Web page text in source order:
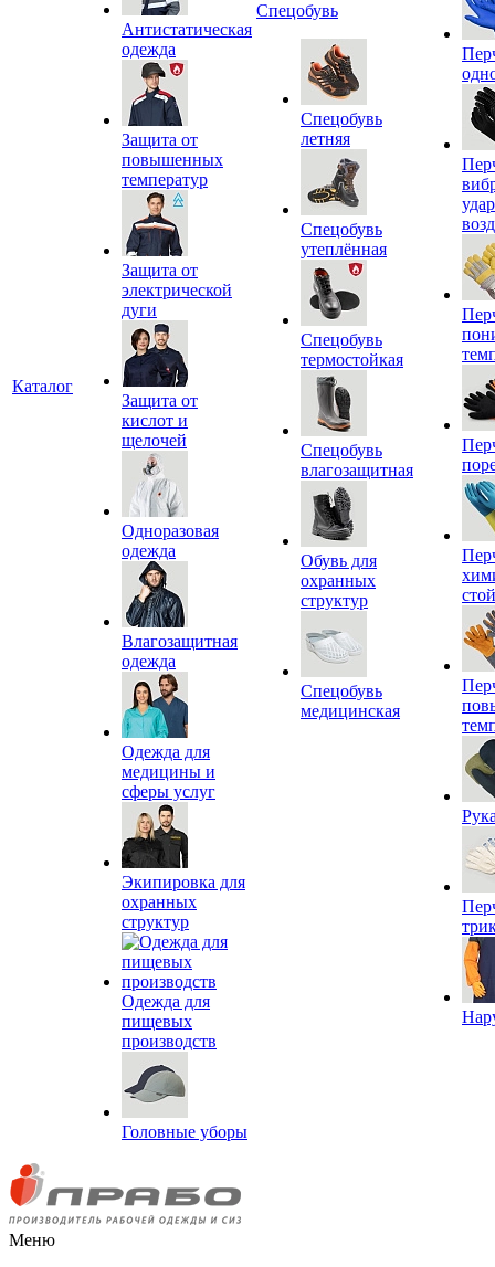
Каталог
Антистатическая
одежда
Защита от
повышенных
температур
Защита от
электрической
дуги
Защита от
кислот и
щелочей
Одноразовая
одежда
Влагозащитная
одежда
Одежда для
медицины и
сферы услуг
Экипировка для
охранных
структур
Одежда для
пищевых
производств
Головные уборы
Спецобувь
Спецобувь
летняя
Спецобувь
утеплённая
Спецобувь
термостойкая
Спецобувь
влагозащитная
Обувь для
охранных
структур
Спецобувь
медицинская
Меню